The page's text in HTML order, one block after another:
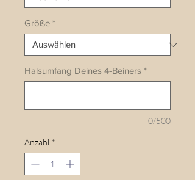
Größe *
Halsumfang Deines 4-Beiners *
0/500
Anzahl *